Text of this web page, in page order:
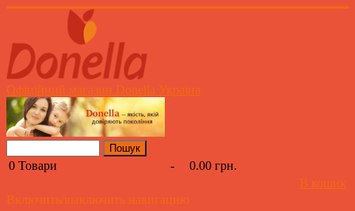
Офіційний магазин Donella Україна
0 Товари -
0.00 грн.
В кошик
Включить/выключить навигацию